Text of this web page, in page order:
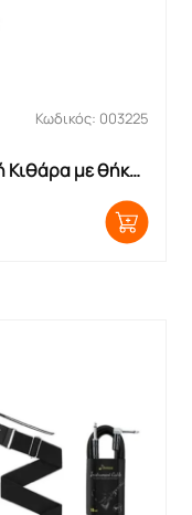
Κωδικός: 003225
Κιθάρα με θήκη